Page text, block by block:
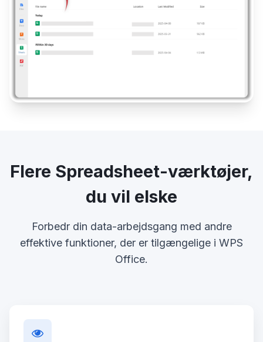
Flere Spreadsheet-værktøjer,
du vil elske
Forbedr din data-arbejdsgang med andre
effektive funktioner, der er tilgængelige i WPS
Office.